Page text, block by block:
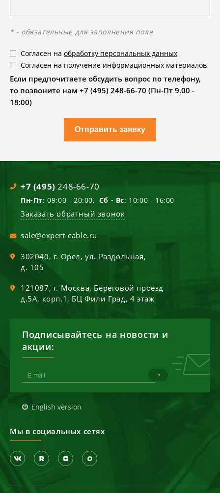
* - обязательные для заполнения поля
Согласен на обработку персональных данных
Согласен на получение информационных материалов
Если предпочитаете обсудить вопрос по телефону,
то позвоните нам +7 (495) 248-66-70 (Пн-Пт 9.00 -
18:00)
Отправить заявку
+7 (495) 248-66-70
Пн-Пт: 09:00 - 20:00, Сб - Вс: 10:00 - 16:00
Заказать обратный звонок
sale@expert-cable.ru
302040, г. Орел,ул. Раздольная,
д. 105
121087, г. Москва, Береговой проезд
д.5А, корп.1, БЦ Фили Град, 4 этаж
Подписывайтесь на новости и
акции:
English version
Мы в социальных сетях